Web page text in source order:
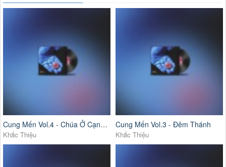
Cung Mến Vol.4 - Chúa Ở Cạnh Tôi
Khắc Thiệu
Cung Mến Vol.3 - Đêm Thánh
Khắc Thiệu